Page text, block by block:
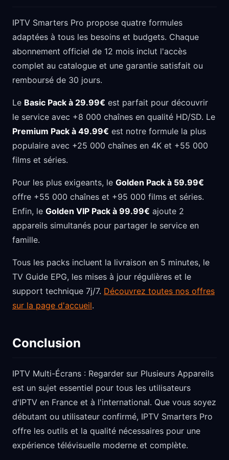
IPTV Smarters Pro propose quatre formules
adaptées à tous les besoins et budgets. Chaque
abonnement officiel de 12 mois inclut l'accès
complet au catalogue et une garantie satisfait ou
remboursé de 30 jours.
Le Basic Pack à 29.99€ est parfait pour découvrir
le service avec +8 000 chaînes en qualité HD/SD. Le
Premium Pack à 49.99€ est notre formule la plus
populaire avec +25 000 chaînes en 4K et +55 000
films et séries.
Pour les plus exigeants, le Golden Pack à 59.99€
offre +55 000 chaînes et +95 000 films et séries.
Enfin, le Golden VIP Pack à 99.99€ ajoute 2
appareils simultanés pour partager le service en
famille.
Tous les packs incluent la livraison en 5 minutes, le
TV Guide EPG, les mises à jour régulières et le
support technique 7j/7. Découvrez toutes nos offres
sur la page d'accueil.
Conclusion
IPTV Multi-Écrans : Regarder sur Plusieurs Appareils
est un sujet essentiel pour tous les utilisateurs
d'IPTV en France et à l'international. Que vous soyez
débutant ou utilisateur confirmé, IPTV Smarters Pro
offre les outils et la qualité nécessaires pour une
expérience télévisuelle moderne et complète.